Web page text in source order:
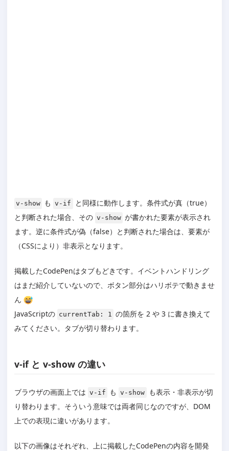
v-show も v-if
と同様に動作します。条件式が真（true）
と判断された場合、その v-show が書かれた要素が表示され
ます。逆に条件式が偽（false）と判断された場合は、要素が
（CSSにより）非表示となります。
掲載したCodePenはタブもどきです。イベントハンドリング
はまだ紹介していないので、ボタン部分はハリボテで動きませ
ん
JavaScriptの currentTab: 1 の箇所を 2 や 3 に書き換えて
みてください。タブが切り替わります。
v-if と v-show の違い
ブラウザの画面上では v-if も v-show
も表示・非表示が切
り替わります。そういう意味では両者同じなのですが、DOM
上での表現に違いがあります。
以下の画像はそれぞれ、上に掲載したCodePenの内容を開発